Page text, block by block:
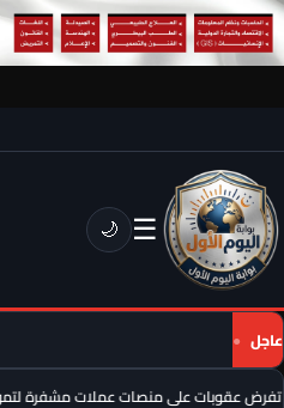
☰
🌙
عاجل
عقوبات على منصات عملات مشفرة